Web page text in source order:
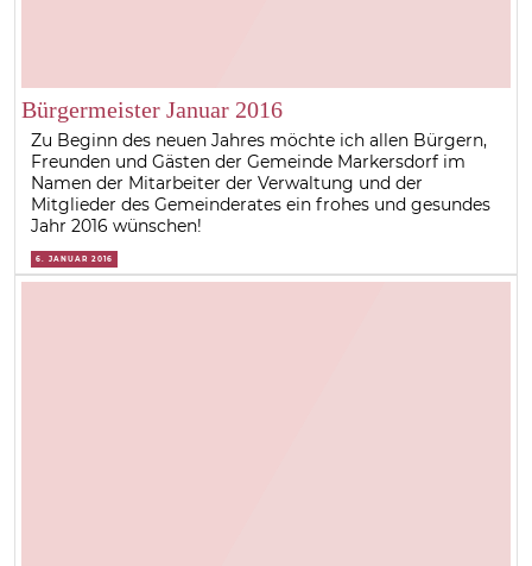
Bürgermeister Januar 2016
Zu Beginn des neuen Jahres möchte ich allen Bürgern,
Freunden und Gästen der Gemeinde Markersdorf im
Namen der Mitarbeiter der Verwaltung und der
Mitglieder des Gemeinderates ein frohes und gesundes
Jahr 2016 wünschen!
6. JANUAR 2016